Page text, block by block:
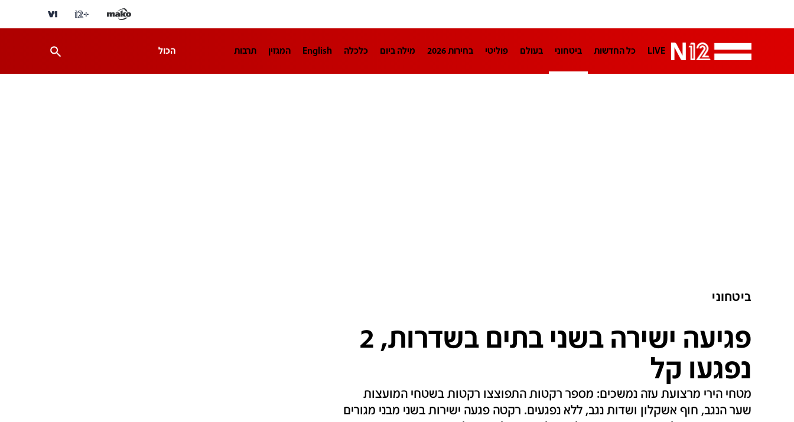
LIVE כל החדשות ביטחוני בעולם פוליטי בחירות 2026 מילה ביום כלכלה English המגזין תרבות הכול
ביטחוני
פגיעה ישירה בשני בתים בשדרות, 2
נפגעו קל
מטחי הירי מרצועת עזה נמשכים: מספר רקטות התפוצצו רקטות בשטחי המועצות
שער הנגב, חוף אשקלון ושדות נגב, ללא נפגעים. רקטה פגעה ישירות בשני מבני מגורים